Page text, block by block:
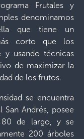
Frutales y
denominamos
que tiene un
corto que los
y usando técnicas
de maximizar la
de los frutos.
se encuentra
San Andrés, posee
de largo, y se
200 árboles